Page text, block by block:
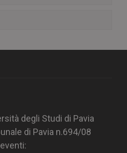
degli Studi di Pavia
di Pavia n.694/08